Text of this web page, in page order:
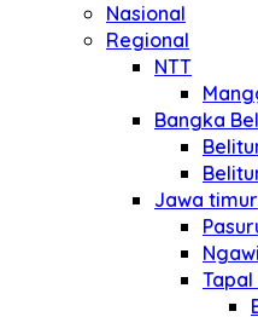
Nasional
Regional
NTT
Bangka
Jawa timur
Ngawi
Tapal